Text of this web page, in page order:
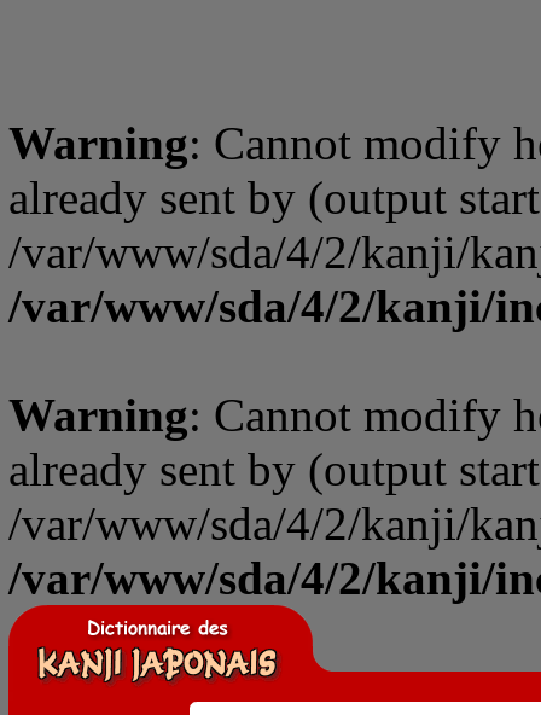
Warning: Cannot modify
already sent by (output
/var/www/sda/4/2/kanji/
/var/www/sda/4/2/kanji/
Warning: Cannot modify
already sent by (output
/var/www/sda/4/2/kanji/
/var/www/sda/4/2/kanji/